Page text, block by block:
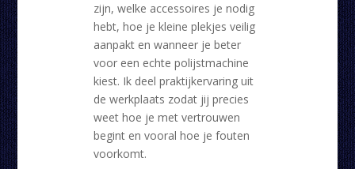
zijn, welke accessoires je nodig
hebt, hoe je kleine plekjes veilig
aanpakt en wanneer je beter
voor een echte polijstmachine
kiest. Ik deel praktijkervaring uit
de werkplaats zodat jij precies
weet hoe je met vertrouwen
begint en vooral hoe je fouten
voorkomt.